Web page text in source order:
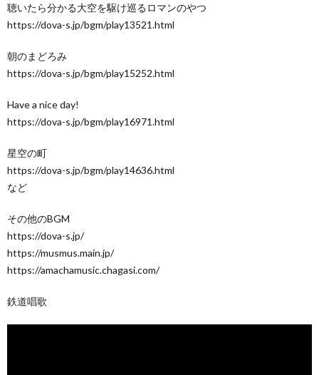
聴いたら分かる大空を駆け巡るロマンのやつ
https://dova-s.jp/bgm/play13521.html
朝のまどろみ
https://dova-s.jp/bgm/play15252.html
Have a nice day!
https://dova-s.jp/bgm/play16971.html
星空の町
https://dova-s.jp/bgm/play14636.html
など
その他のBGM
https://dova-s.jp/
https://musmus.main.jp/
https://amachamusic.chagasi.com/
鉄道唱歌